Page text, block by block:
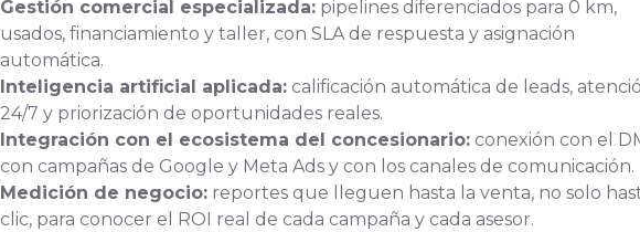
Gestión comercial especializada: pipelines diferenciados para 0 km,
usados, financiamiento y taller, con SLA de respuesta y asignación
automática.
Inteligencia artificial aplicada: calificación automática de leads,
24/7 y priorización de oportunidades reales.
Integración con el ecosistema del concesionario: conexión con el
con campañas de Google y Meta Ads y con los canales de comunicación.
Medición de negocio: reportes que lleguen hasta la venta, no solo
clic, para conocer el ROI real de cada campaña y cada asesor.